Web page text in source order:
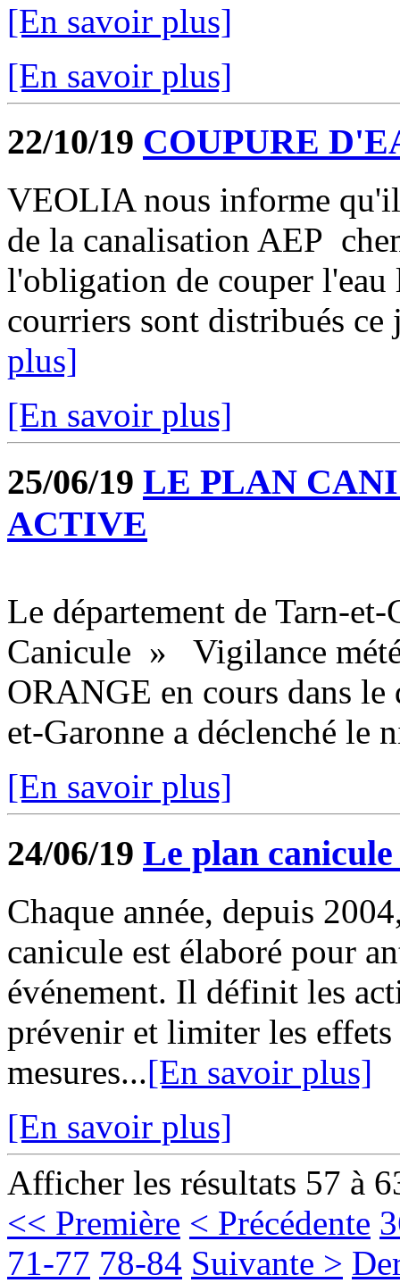
[En savoir plus]
[En savoir plus]
22/10/19 COUPURE
VEOLIA nous informe
de la canalisation AEP
l'obligation de couper l'eau
courriers sont distribués
plus]
[En savoir plus]
25/06/19 LE PLAN
ACTIVE
Le département de Tarn-
Canicule » Vigilance
ORANGE en cours dans le
et-Garonne a déclenché le
[En savoir plus]
24/06/19 Le plan
Chaque année, depuis
canicule est élaboré pour
événement. Il définit les
prévenir et limiter les effets
mesures...[En savoir plus]
[En savoir plus]
Afficher les résultats 57 à
<< Première < Précédente
71-77 78-84 Suivante >